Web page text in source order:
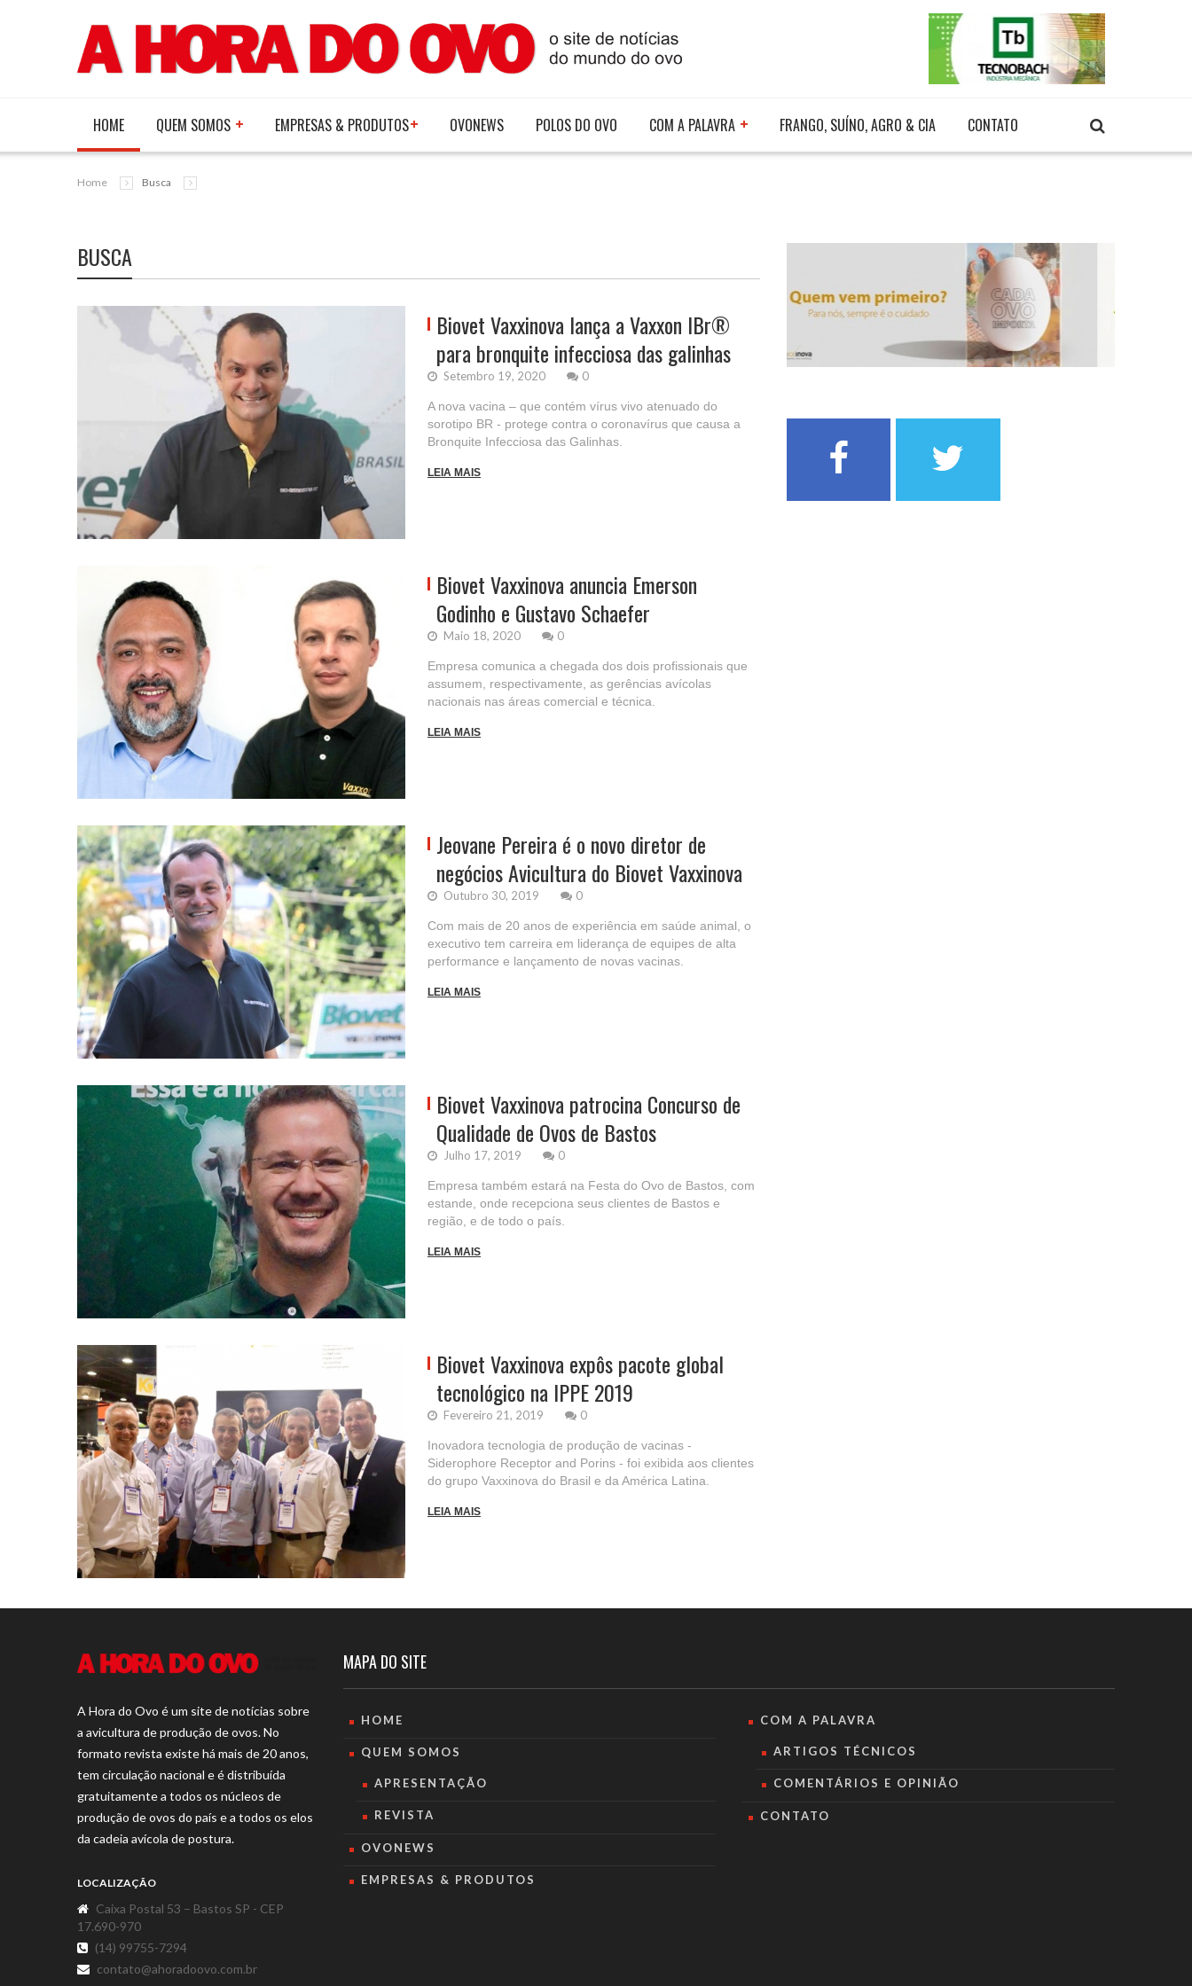
HOME QUEM SOMOS EMPRESAS & PRODUTOS OVONEWS POLOS DO OVO COM A PALAVRA FRANGO, SUÍNO, AGRO & CIA CONTATO
Home Busca
BUSCA
Biovet Vaxxinova lança a Vaxxon IBr®
para bronquite infecciosa das galinhas
Setembro 19, 2020 0
A nova vacina – que contém vírus vivo atenuado do
sorotipo BR - protege contra o coronavírus que causa a
Bronquite Infecciosa das Galinhas.
LEIA MAIS
Biovet Vaxxinova anuncia Emerson
Godinho e Gustavo Schaefer
Maio 18, 2020 0
Empresa comunica a chegada dos dois profissionais que
assumem, respectivamente, as gerências avícolas
nacionais nas áreas comercial e técnica.
LEIA MAIS
Jeovane Pereira é o novo diretor de
negócios Avicultura do Biovet Vaxxinova
Outubro 30, 2019 0
Com mais de 20 anos de experiência em saúde animal, o
executivo tem carreira em liderança de equipes de alta
performance e lançamento de novas vacinas.
LEIA MAIS
Biovet Vaxxinova patrocina Concurso de
Qualidade de Ovos de Bastos
Julho 17, 2019 0
Empresa também estará na Festa do Ovo de Bastos, com
estande, onde recepciona seus clientes de Bastos e
região, e de todo o país.
LEIA MAIS
Biovet Vaxxinova expôs pacote global
tecnológico na IPPE 2019
Fevereiro 21, 2019 0
Inovadora tecnologia de produção de vacinas -
Siderophore Receptor and Porins - foi exibida aos clientes
do grupo Vaxxinova do Brasil e da América Latina.
LEIA MAIS
A Hora do Ovo é um site de notícias sobre
a avicultura de produção de ovos. No
formato revista existe há mais de 20 anos,
tem circulação nacional e é distribuída
gratuitamente a todos os núcleos de
produção de ovos do país e a todos os elos
da cadeia avícola de postura.
LOCALIZAÇÃO
Caixa Postal 53 – Bastos SP - CEP
17.690-970
(14) 99755-7294
contato@ahoradoovo.com.br
MAPA DO SITE
HOME
QUEM SOMOS
APRESENTAÇÃO
REVISTA
OVONEWS
EMPRESAS & PRODUTOS
COM A PALAVRA
ARTIGOS TÉCNICOS
COMENTÁRIOS E OPINIÃO
CONTATO